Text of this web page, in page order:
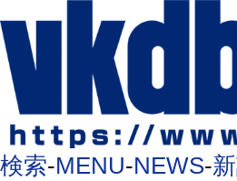
検索-MENU-NEWS-